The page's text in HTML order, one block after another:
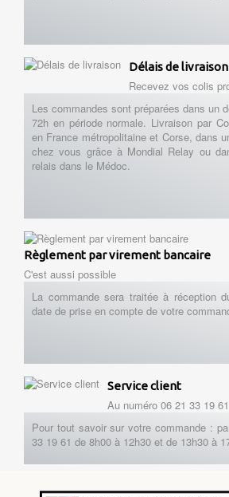
Délais de livraison
Recevez vos colis
Les commandes sont préparées dans un
72h en période normale. Livraison par
en France métropolitaine et Corse, dans
chez vous grâce à Mondial Relay ou
relais dans le Médoc.
Règlement par virement bancaire
C'est aussi possible
La commande sera traitée à réception
date de prise en compte de votre
Service client
Au numéro 06 21 33 19 61
Pour tout savoir sur votre commande :
33 19 61 de 8h00 à 12h30 et de 13h30 à